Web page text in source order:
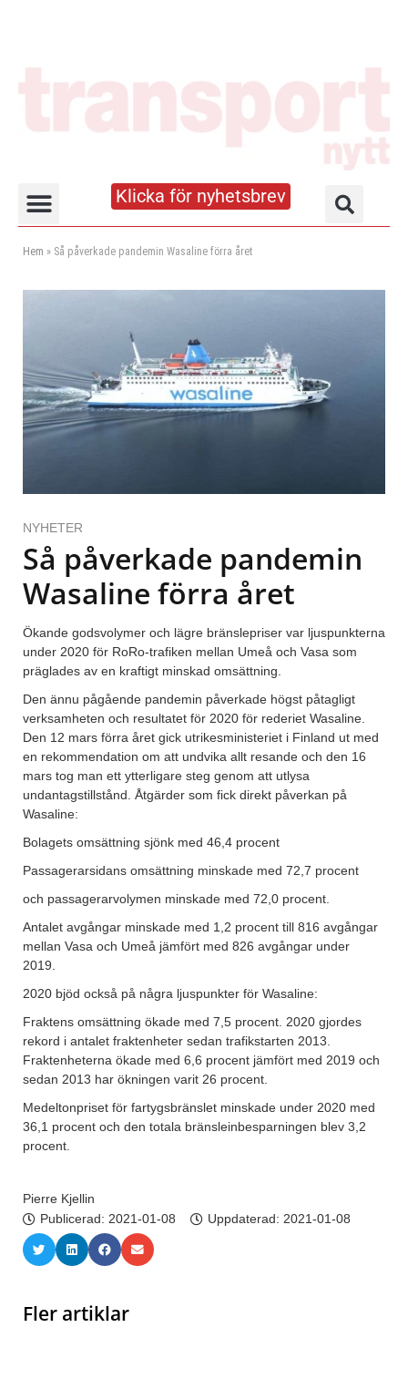
Klicka för nyhetsbrev
Hem » Så påverkade pandemin Wasaline förra året
NYHETER
Så påverkade pandemin
Wasaline förra året
Ökande godsvolymer och lägre bränslepriser var ljuspunkterna
under 2020 för RoRo-trafiken mellan Umeå och Vasa som
präglades av en kraftigt minskad omsättning.
Den ännu pågående pandemin påverkade högst påtagligt
verksamheten och resultatet för 2020 för rederiet Wasaline.
Den 12 mars förra året gick utrikesministeriet i Finland ut med
en rekommendation om att undvika allt resande och den 16
mars tog man ett ytterligare steg genom att utlysa
undantagstillstånd. Åtgärder som fick direkt påverkan på
Wasaline:
Bolagets omsättning sjönk med 46,4 procent
Passagerarsidans omsättning minskade med 72,7 procent
och passagerarvolymen minskade med 72,0 procent.
Antalet avgångar minskade med 1,2 procent till 816 avgångar
mellan Vasa och Umeå jämfört med 826 avgångar under
2019.
2020 bjöd också på några ljuspunkter för Wasaline:
Fraktens omsättning ökade med 7,5 procent. 2020 gjordes
rekord i antalet fraktenheter sedan trafikstarten 2013.
Fraktenheterna ökade med 6,6 procent jämfört med 2019 och
sedan 2013 har ökningen varit 26 procent.
Medeltonpriset för fartygsbränslet minskade under 2020 med
36,1 procent och den totala bränsleinbesparningen blev 3,2
procent.
Pierre Kjellin
Publicerad: 2021-01-08 Uppdaterad: 2021-01-08
Fler artiklar